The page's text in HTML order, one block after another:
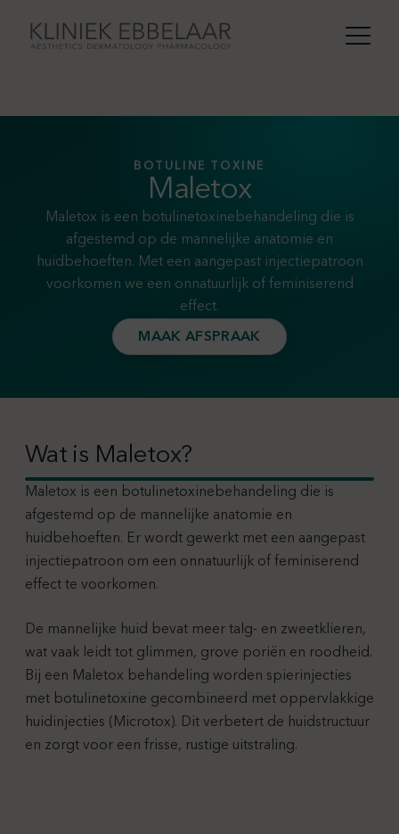
BOTULINE TOXINE
Maletox
Maletox is een botulinetoxinebehandeling die is
afgestemd op de mannelijke anatomie en
huidbehoeften. Met een aangepast injectiepatroon
voorkomen we een onnatuurlijk of feminiserend
effect.
MAAK AFSPRAAK
Wat is Maletox?
Maletox is een botulinetoxinebehandeling die is
afgestemd op de mannelijke anatomie en
huidbehoeften. Er wordt gewerkt met een aangepast
injectiepatroon om een onnatuurlijk of feminiserend
effect te voorkomen.
De mannelijke huid bevat meer talg- en zweetklieren,
wat vaak leidt tot glimmen, grove poriën en roodheid.
Bij een Maletox behandeling worden spierinjecties
met botulinetoxine gecombineerd met oppervlakkige
huidinjecties (Microtox). Dit verbetert de huidstructuur
en zorgt voor een frisse, rustige uitstraling.